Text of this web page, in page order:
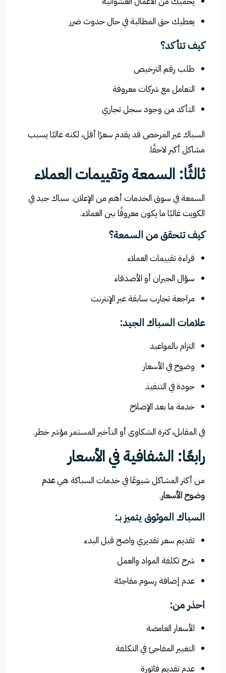
يعطيك حق المطالبة في حال حدوث ضرر
كيف تتأكد؟
طلب رقم الترخيص
التعامل مع شركات معروفة
التأكد من وجود سجل تجاري
السباك غير المرخص قد يقدم سعرًا أقل، لكنه غالبًا يسبب
مشاكل أكبر لاحقًا.
ثالثًا: السمعة وتقييمات العملاء
السمعة في سوق الخدمات أهم من الإعلان. سباك جيد في
الكويت غالبًا ما يكون معروفًا بين العملاء.
كيف تتحقق من السمعة؟
قراءة تقييمات العملاء
سؤال الجيران أو الأصدقاء
مراجعة تجارب سابقة عبر الإنترنت
علامات السباك الجيد:
التزام بالمواعيد
وضوح في الأسعار
جودة في التنفيذ
خدمة ما بعد الإصلاح
في المقابل، كثرة الشكاوى أو التأخير المستمر مؤشر خطر.
رابعًا: الشفافية في الأسعار
من أكثر المشاكل شيوعًا في خدمات السباكة هيعدم
وضوح الأسعار.
السباك الموثوق يتميز بـ:
تقديم سعر تقديري واضح قبل البدء
شرح تكلفة المواد والعمل
عدم إضافة رسوم مفاجئة
احذر من:
الأسعار الغامضة
التغيير المفاجئ في التكلفة
عدم تقديم فاتورة